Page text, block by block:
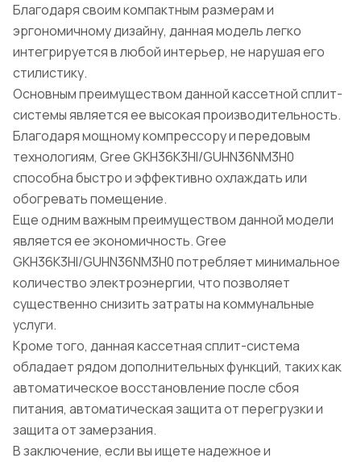
Благодаря своим компактным размерам и
эргономичному дизайну, данная модель легко
интегрируется в любой интерьер, не нарушая его
стилистику.
Основным преимуществом данной кассетной сплит-
системы является ее высокая производительность.
Благодаря мощному компрессору и передовым
технологиям, Gree GKH36K3HI/GUHN36NM3H0
способна быстро и эффективно охлаждать или
обогревать помещение.
Еще одним важным преимуществом данной модели
является ее экономичность. Gree
GKH36K3HI/GUHN36NM3H0 потребляет минимальное
количество электроэнергии, что позволяет
существенно снизить затраты на коммунальные
услуги.
Кроме того, данная кассетная сплит-система
обладает рядом дополнительных функций, таких как
автоматическое восстановление после сбоя
питания, автоматическая защита от перегрузки и
защита от замерзания.
В заключение, если вы ищете надежное и